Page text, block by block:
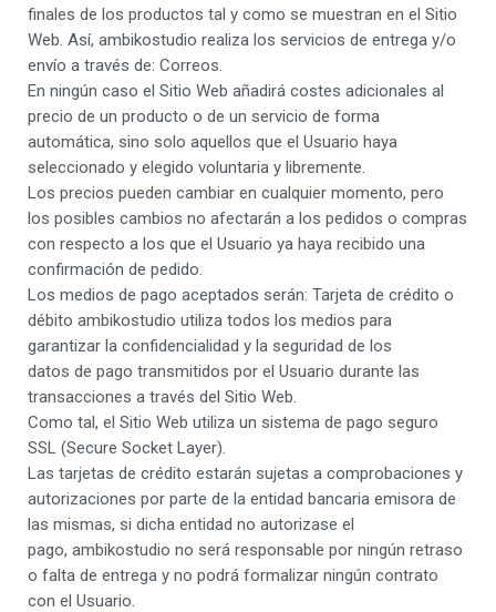
finales de los productos tal y como se muestran en el Sitio
Web. Así, ambikostudio realiza los servicios de entrega y/o
envío a través de: Correos.
En ningún caso el Sitio Web añadirá costes adicionales al
precio de un producto o de un servicio de forma
automática, sino solo aquellos que el Usuario haya
seleccionado y elegido voluntaria y libremente.
Los precios pueden cambiar en cualquier momento, pero
los posibles cambios no afectarán a los pedidos o compras
con respecto a los que el Usuario ya haya recibido una
confirmación de pedido.
Los medios de pago aceptados serán: Tarjeta de crédito o
débito ambikostudio utiliza todos los medios para
garantizar la confidencialidad y la seguridad de los
datos de pago transmitidos por el Usuario durante las
transacciones a través del Sitio Web.
Como tal, el Sitio Web utiliza un sistema de pago seguro
SSL (Secure Socket Layer).
Las tarjetas de crédito estarán sujetas a comprobaciones y
autorizaciones por parte de la entidad bancaria emisora de
las mismas, si dicha entidad no autorizase el
pago, ambikostudio no será responsable por ningún retraso
o falta de entrega y no podrá formalizar ningún contrato
con el Usuario.